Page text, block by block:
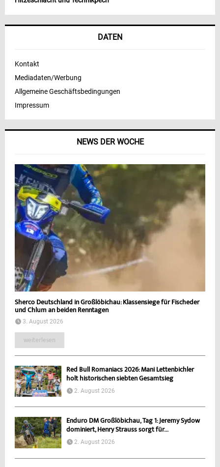
NEWS DER WOCHE
Sherco Deutschland in Großlöbichau: Klassensiege für Fischeder
und Chlum an beiden Renntagen
3. August 2026
weiterlesen
Red Bull Romaniacs 2026: Mani Lettenbichler
holt historischen siebten Gesamtsieg
2. August 2026
Enduro DM Großlöbichau, Tag 1: Jeremy Sydow
dominiert, Henry Strauss sorgt für...
2. August 2026
DATEN
Kontakt
Mediadaten/Werbung
Allgemeine Geschäftsbedingungen
Impressum